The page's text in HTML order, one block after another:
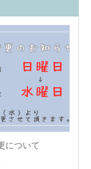
について